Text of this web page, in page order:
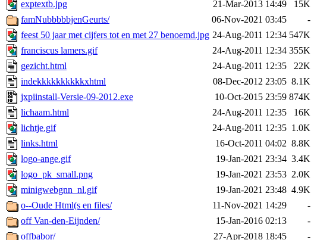
exptextb.jpg
21-Mar-2013 14:49
15K
famNubbbbbjenGeurts/
06-Nov-2021 03:45
-
feest 50 jaar met cijfers tot en met 27 benoemd.jpg 24-Aug-2011 12:34 547K
franciscus lamers.gif
24-Aug-2011 12:34 355K
gezicht.html
24-Aug-2011 12:35
22K
indekkkkkkkkkkxhtml
08-Dec-2012 23:05 8.1K
jxpiinstall-Versie-09-2012.exe
10-Oct-2015 23:59 874K
lichaam.html
24-Aug-2011 12:35
16K
lichtje.gif
24-Aug-2011 12:35 1.0K
links.html
16-Oct-2011 04:02 8.8K
logo-ange.gif
19-Jan-2021 23:34 3.4K
logo_pk_small.png
19-Jan-2021 23:53 2.0K
minigwebgnn_nl.gif
19-Jan-2021 23:48 4.9K
o--Oude Html(s en files/
11-Nov-2021 14:29
-
off Van-den-Eijnden/
15-Jan-2016 02:13
-
offbabor/
27-Apr-2018 18:45 -